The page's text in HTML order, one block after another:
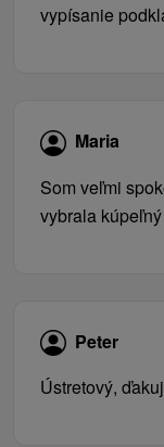
vypísanie
Maria
Som veľmi
vybrala
Peter
Ústretový,